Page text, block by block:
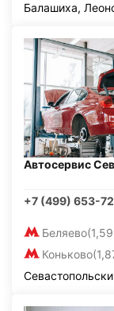
Балашиха,
Автосервис
+7 (499) 653-
Беляево
Коньково